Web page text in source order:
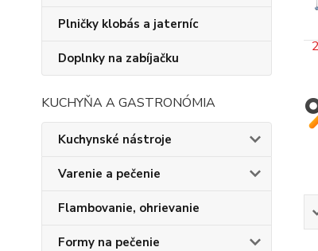
Plničky klobás a jaterníc
Doplnky na zabíjačku
KUCHYŇA A GASTRONÓMIA
Kuchynské nástroje
Varenie a pečenie
Flambovanie, ohrievanie
Formy na pečenie